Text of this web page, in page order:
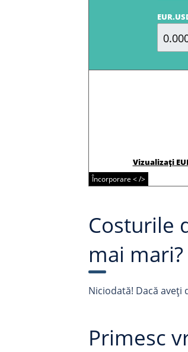
Vizualizați
Încorporare < />
Costurile
mai mari?
Niciodată! Dacă
Primesc